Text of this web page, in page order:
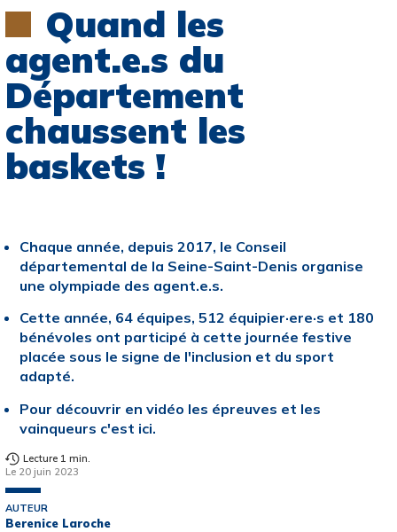
Quand les
agent.e.s du
Département
chaussent les
baskets !
Chaque année, depuis 2017, le Conseil
départemental de la Seine-Saint-Denis organise
une olympiade des agent.e.s.
Cette année, 64 équipes, 512 équipier·ere·s et 180
bénévoles ont participé à cette journée festive
placée sous le signe de l'inclusion et du sport
adapté.
Pour découvrir en vidéo les épreuves et les
vainqueurs c'est ici.
Lecture 1 min.
Le 20 juin 2023
AUTEUR
Berenice Laroche